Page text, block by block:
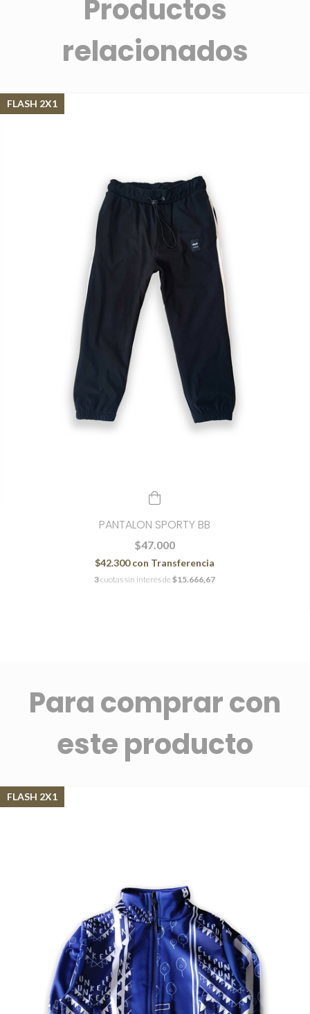
Productos
relacionados
FLASH 2X1
PANTALON SPORTY BB
$47.000
$42.300con Transferencia
3cuotas sin interés de $15.666,67
Para comprar con
este producto
FLASH 2X1